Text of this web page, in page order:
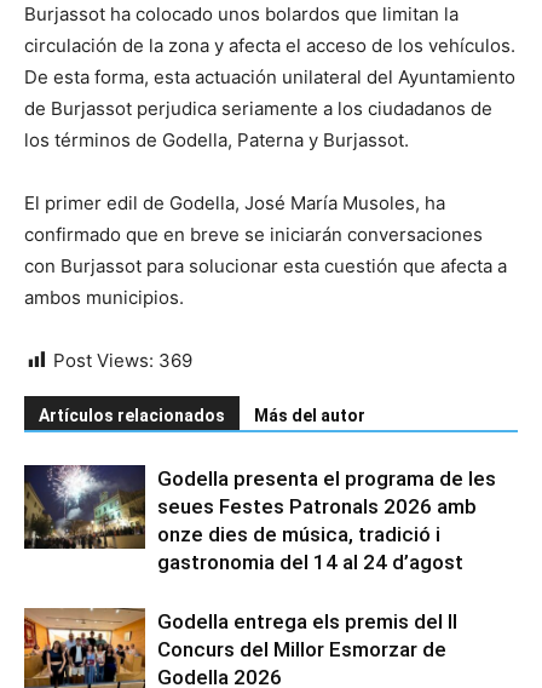
Burjassot ha colocado unos bolardos que limitan la
circulación de la zona y afecta el acceso de los vehículos.
De esta forma, esta actuación unilateral del Ayuntamiento
de Burjassot perjudica seriamente a los ciudadanos de
los términos de Godella, Paterna y Burjassot.
El primer edil de Godella, José María Musoles, ha
confirmado que en breve se iniciarán conversaciones
con Burjassot para solucionar esta cuestión que afecta a
ambos municipios.
Post Views: 369
Artículos relacionados Más del autor
Godella presenta el programa de les
seues Festes Patronals 2026 amb
onze dies de música, tradició i
gastronomia del 14 al 24 d’agost
Godella entrega els premis del II
Concurs del Millor Esmorzar de
Godella 2026